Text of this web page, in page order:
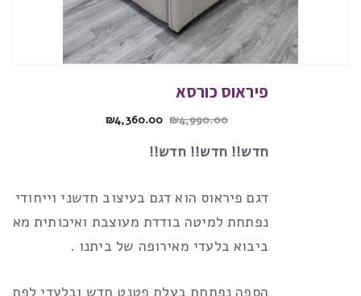
פיראוס כורסא
₪4,990.00
₪4,360.00
חדש!! חדש!! חדש!!
דגם פיראוס הוא דגם בעיצוב חדשני וייחודי
נפתחת למיטה בודדת מעוצבת ואיכותית
ביבוא בלעדי מאירופה של ביתנו .
הספה נפתחת בעלת פטנט חדש ובלעדי